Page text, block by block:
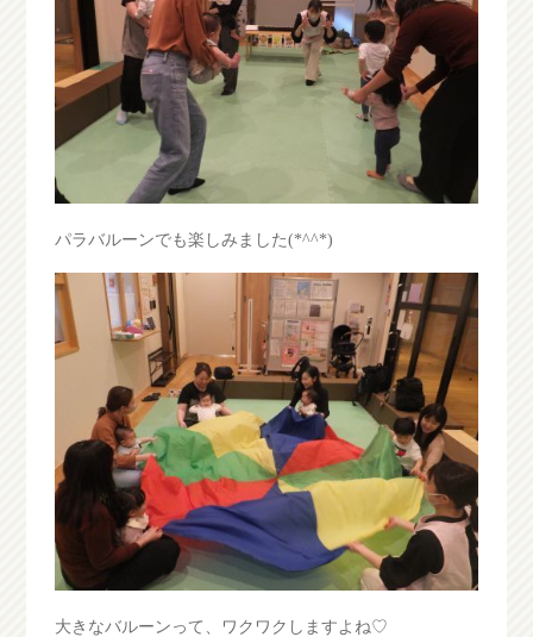
パラバルーンでも楽しみました(*^^*)
大きなバルーンって、ワクワクしますよね♡